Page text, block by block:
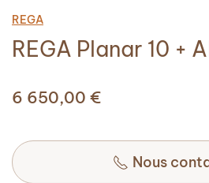
REGA
REGA Planar 10 +
6 650,00 €
Nous